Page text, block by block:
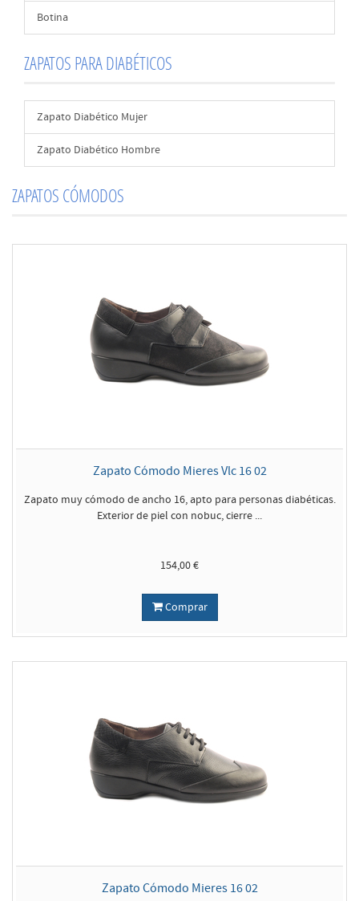
Botina
ZAPATOS PARA DIABÉTICOS
Zapato Diabético Mujer
Zapato Diabético Hombre
ZAPATOS CÓMODOS
Zapato Cómodo Mieres Vlc 16 02
Zapato muy cómodo de ancho 16, apto para personas diabéticas.
Exterior de piel con nobuc, cierre ...
154,00 €
Comprar
Zapato Cómodo Mieres 16 02